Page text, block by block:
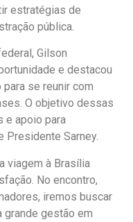
estratégias de
pública.
Gilson
e destacou
se reunir com
O objetivo dessas
e apoio para
Presidente Sarney.
viagem à Brasília
No encontro,
iremos buscar
gestão em